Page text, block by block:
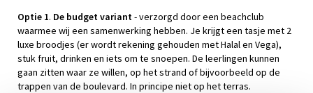
Optie 1. De budget variant - verzorgd door een beachclub
waarmee wij een samenwerking hebben. Je krijgt een tasje met 2
luxe broodjes (er wordt rekening gehouden met Halal en Vega),
stuk fruit, drinken en iets om te snoepen. De leerlingen kunnen
gaan zitten waar ze willen, op het strand of bijvoorbeeld op de
trappen van de boulevard. In principe niet op het terras.